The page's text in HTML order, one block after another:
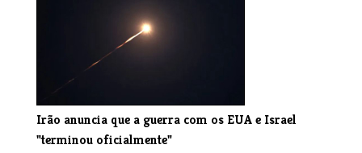
Irão anuncia que a guerra com os EUA e Israel
"terminou oficialmente"